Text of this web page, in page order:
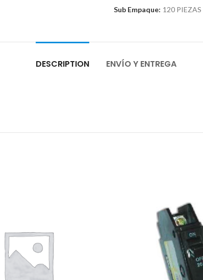
Sub Empaque: 120 PIEZAS
DESCRIPTION ENVÍO Y ENTREGA